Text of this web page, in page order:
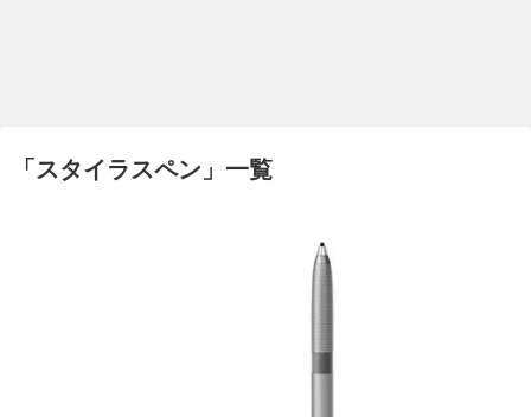
「 スタイラスペン 」 一覧